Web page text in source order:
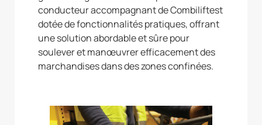
conducteur accompagnant de Combiliftest
dotée de fonctionnalités pratiques, offrant
une solution abordable et sûre pour
soulever et manœuvrer efficacement des
marchandises dans des zones confinées.